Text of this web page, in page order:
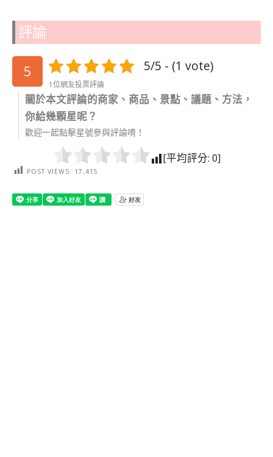
評論
5 5/5 - (1 vote)
1位網友投票評論
關於本文評論的商家、商品、景點、議題、方法，
你給幾顆星呢？
歡迎一起點擊星號參與評論唷！
[平均評分: 0]
POST VIEWS: 17,415